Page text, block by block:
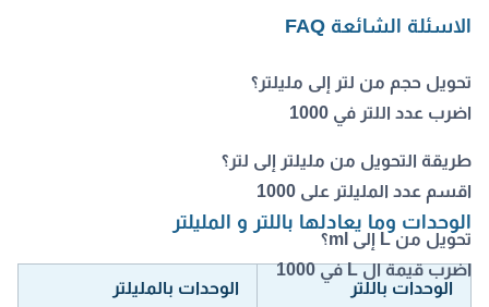
الاسئلة الشائعة FAQ
تحويل حجم من لتر إلى مليلتر؟
اضرب عدد اللتر في 1000
طريقة التحويل من مليلتر إلى لتر؟
اقسم عدد المليلتر على 1000
تحويل من L إلى ml؟
اضرب قيمة ال L في 1000
الوحدات وما يعادلها باللتر و المليلتر
الوحدات باللتر الوحدات بالمليلتر